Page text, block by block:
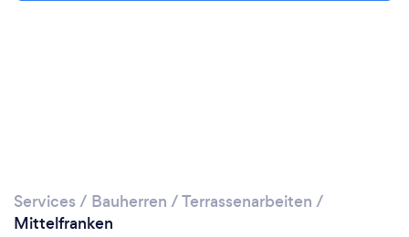
Services / Bauherren /Terrassenarbeiten /
Mittelfranken